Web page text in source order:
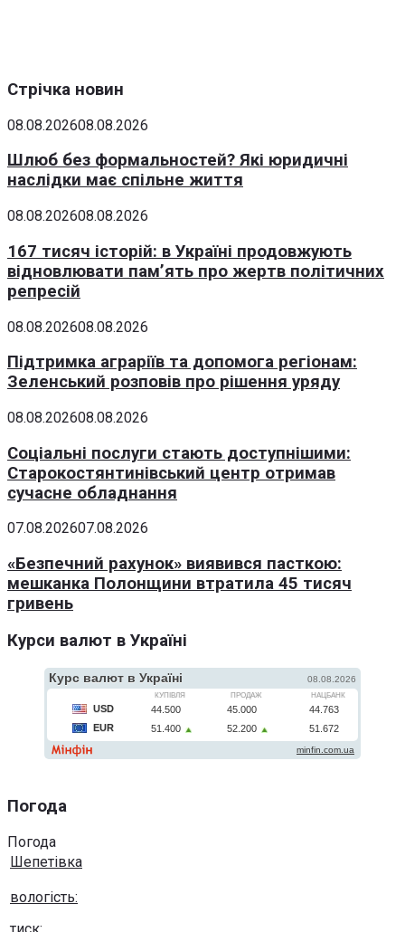
Стрічка новин
08.08.202608.08.2026
Шлюб без формальностей? Які юридичні
наслідки має спільне життя
08.08.202608.08.2026
167 тисяч історій: в Україні продовжують
відновлювати пам’ять про жертв політичних
репресій
08.08.202608.08.2026
Підтримка аграріїв та допомога регіонам:
Зеленський розповів про рішення уряду
08.08.202608.08.2026
Соціальні послуги стають доступнішими:
Старокостянтинівський центр отримав
сучасне обладнання
07.08.202607.08.2026
«Безпечний рахунок» виявився пасткою:
мешканка Полонщини втратила 45 тисяч
гривень
Курси валют в Україні
Погода
Погода
Шепетівка
вологість: